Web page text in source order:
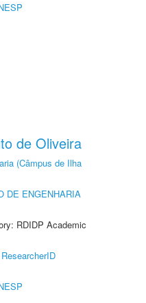
de Oliveira
(Câmpus de Ilha
DE ENGENHARIA
RDIDP Academic
ResearcherID